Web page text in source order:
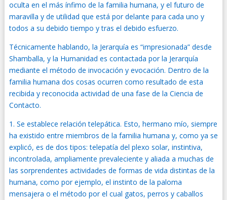
oculta en el más ínfimo de la familia humana, y el futuro de
maravilla y de utilidad que está por delante para cada uno y
todos a su debido tiempo y tras el debido esfuerzo.
Técnicamente hablando, la Jerarquía es “impresionada” desde
Shamballa, y la Humanidad es contactada por la Jerarquía
mediante el método de invocación y evocación. Dentro de la
familia humana dos cosas ocurren como resultado de esta
recibida y reconocida actividad de una fase de la Ciencia de
Contacto.
1. Se establece relación telepática. Esto, hermano mío, siempre
ha existido entre miembros de la familia humana y, como ya se
explicó, es de dos tipos: telepatía del plexo solar, instintiva,
incontrolada, ampliamente prevaleciente y aliada a muchas de
las sorprendentes actividades de formas de vida distintas de la
humana, como por ejemplo, el instinto de la paloma
mensajera o el método por el cual gatos, perros y caballos